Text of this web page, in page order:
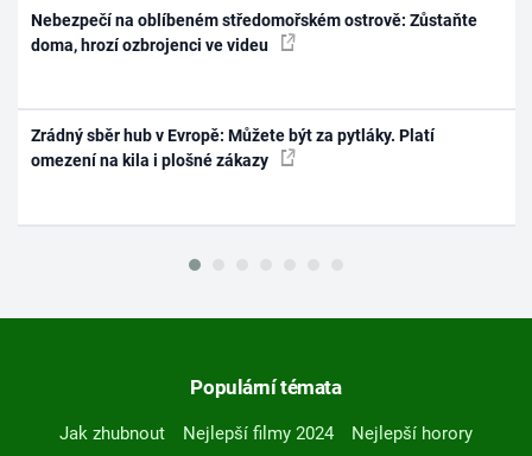
Nebezpečí na oblíbeném středomořském ostrově: Zůstaňte
doma, hrozí ozbrojenci ve videu
Zrádný sběr hub v Evropě: Můžete být za pytláky. Platí
omezení na kila i plošné zákazy
Populární témata
Jak zhubnout Nejlepší filmy 2024
Nejlepší horory